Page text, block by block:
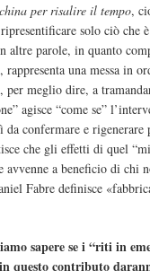
per risalire il tempo,
solo ciò che
altre parole, in quanto
una messa in
meglio dire, a
agisce “come se”
da confermare e rigenerare
che gli effetti di quel
a beneficio di chi
Fabre definisce
sapere se i “riti in
questo contributo